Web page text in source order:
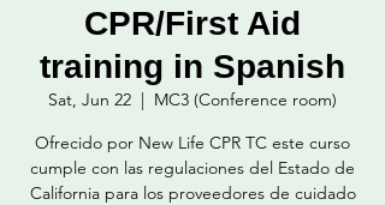
CPR/First Aid
training in Spanish
Sat, Jun 22
  |
MC3 (Conference room)
Ofrecido por New Life CPR TC este curso
cumple con las regulaciones del Estado de
California para los proveedores de cuidado